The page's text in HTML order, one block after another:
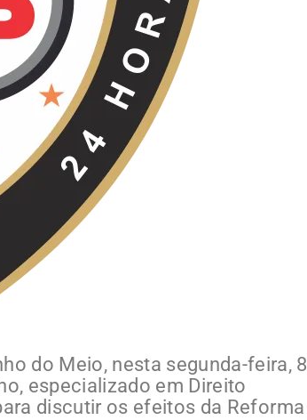
do Meio, nesta segunda-feira, 8
especializado em Direito
discutir os efeitos da Reforma